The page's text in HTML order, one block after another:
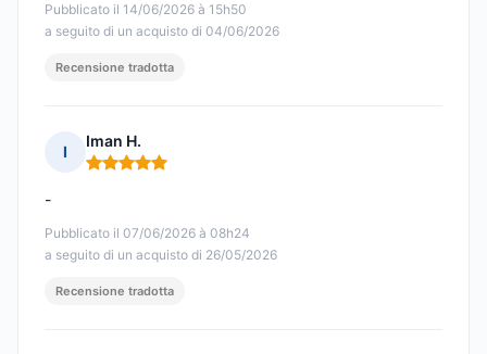
Pubblicato il 14/06/2026 à 15h50
a seguito di un acquisto di 04/06/2026
Recensione tradotta
I
Iman H.
Nota: 5 su 5
Pubblicato il 07/06/2026 à 08h24
a seguito di un acquisto di 26/05/2026
-
Recensione tradotta